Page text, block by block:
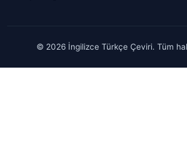
© 2026 İngilizce Türkçe Çeviri. Tüm